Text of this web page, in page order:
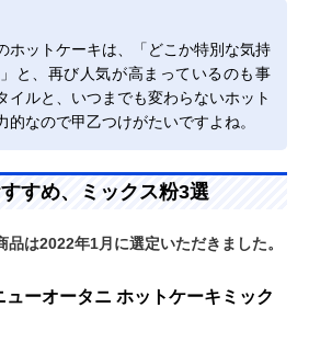
ホットケーキは、「どこか特別な気持
と、再び人気が高まっているのも事
イルと、いつまでも変わらないホット
的なので甲乙つけがたいですよね。
すめ、ミックス粉3選
は2022年1月に選定いただきました。
ーオータニ ホットケーキミック